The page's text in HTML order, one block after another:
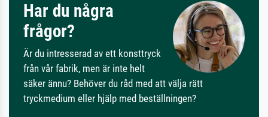
Har du några
frågor?
Är du intresserad av ett konsttryck
från vår fabrik, men är inte helt
säker ännu? Behöver du råd med att välja rätt
tryckmedium eller hjälp med beställningen?